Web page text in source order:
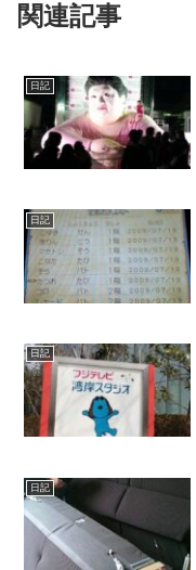
関連記事
日記
日記
日記
日記